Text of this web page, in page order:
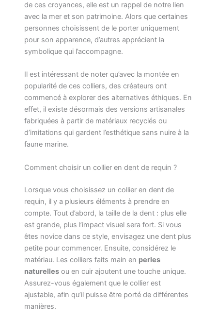
de ces croyances, elle est un rappel de notre lien
avec la mer et son patrimoine. Alors que certaines
personnes choisissent de le porter uniquement
pour son apparence, d’autres apprécient la
symbolique qui l’accompagne.
Il est intéressant de noter qu’avec la montée en
popularité de ces colliers, des créateurs ont
commencé à explorer des alternatives éthiques. En
effet, il existe désormais des versions artisanales
fabriquées à partir de matériaux recyclés ou
d’imitations qui gardent l’esthétique sans nuire à la
faune marine.
Comment choisir un collier en dent de requin ?
Lorsque vous choisissez un collier en dent de
requin, il y a plusieurs éléments à prendre en
compte. Tout d’abord, la taille de la dent : plus elle
est grande, plus l’impact visuel sera fort. Si vous
êtes novice dans ce style, envisagez une dent plus
petite pour commencer. Ensuite, considérez le
matériau. Les colliers faits main en perles
naturelles ou en cuir ajoutent une touche unique.
Assurez-vous également que le collier est
ajustable, afin qu’il puisse être porté de différentes
manières.